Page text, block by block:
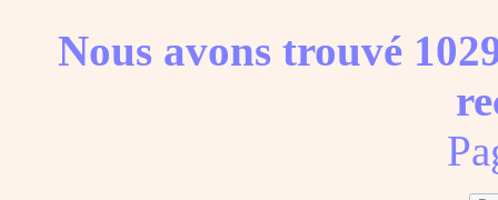
Nous avons trouvé